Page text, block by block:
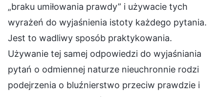
„braku umiłowania prawdy” i używacie tych
wyrażeń do wyjaśnienia istoty każdego pytania.
Jest to wadliwy sposób praktykowania.
Używanie tej samej odpowiedzi do wyjaśniania
pytań o odmiennej naturze nieuchronnie rodzi
podejrzenia o bluźnierstwo przeciw prawdzie i